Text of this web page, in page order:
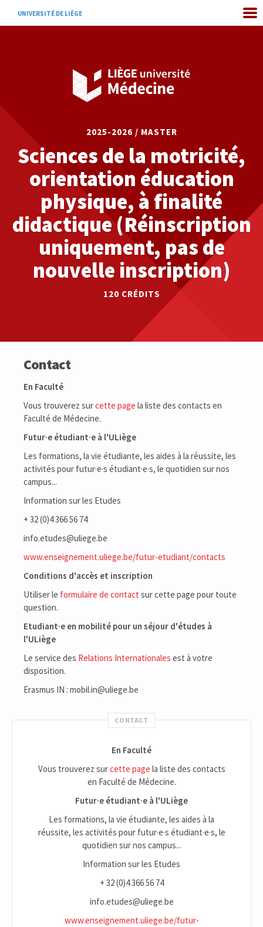
UNIVERSITÉ DE LIÈGE
2025-2026 / MASTER
Sciences de la motricité,
orientation éducation
physique, à finalité
didactique (Réinscription
uniquement, pas de
nouvelle inscription)
120 CRÉDITS
Contact
En Faculté
Vous trouverez surcette page la liste des contacts en
Faculté de Médecine.
Futur·e étudiant·e à l'ULiège
Les formations, la vie étudiante, les aides à la réussite, les
activités pour futur·e·s étudiant·e·s, le quotidien sur nos
campus...
Information sur les Etudes
+ 32 (0)4 366 56 74
info.etudes@uliege.be
www.enseignement.uliege.be/futur-etudiant/contacts
Conditions d'accès et inscription
Utiliser le formulaire de contact sur cette page pour toute
question.
Etudiant·e en mobilité pour un séjour d'études à
l'ULiège
Le service des Relations Internationales est à votre
disposition.
Erasmus IN : mobil.in@uliege.be
CONTACT
En Faculté
Vous trouverez surcette page la liste des contacts
en Faculté de Médecine.
Futur·e étudiant·e à l'ULiège
Les formations, la vie étudiante, les aides à la
réussite, les activités pour futur·e·s étudiant·e·s, le
quotidien sur nos campus...
Information sur les Etudes
+ 32 (0)4 366 56 74
info.etudes@uliege.be
www.enseignement.uliege.be/futur-